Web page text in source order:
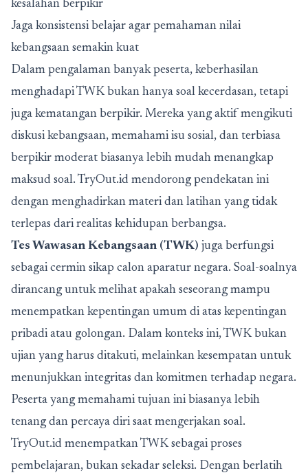
kesalahan berpikir
Jaga konsistensi belajar agar pemahaman nilai
kebangsaan semakin kuat
Dalam pengalaman banyak peserta, keberhasilan
menghadapi TWK bukan hanya soal kecerdasan, tetapi
juga kematangan berpikir. Mereka yang aktif mengikuti
diskusi kebangsaan, memahami isu sosial, dan terbiasa
berpikir moderat biasanya lebih mudah menangkap
maksud soal. TryOut.id mendorong pendekatan ini
dengan menghadirkan materi dan latihan yang tidak
terlepas dari realitas kehidupan berbangsa.
Tes Wawasan Kebangsaan (TWK) juga berfungsi
sebagai cermin sikap calon aparatur negara. Soal-soalnya
dirancang untuk melihat apakah seseorang mampu
menempatkan kepentingan umum di atas kepentingan
pribadi atau golongan. Dalam konteks ini, TWK bukan
ujian yang harus ditakuti, melainkan kesempatan untuk
menunjukkan integritas dan komitmen terhadap negara.
Peserta yang memahami tujuan ini biasanya lebih
tenang dan percaya diri saat mengerjakan soal.
TryOut.id menempatkan TWK sebagai proses
pembelajaran, bukan sekadar seleksi. Dengan berlatih